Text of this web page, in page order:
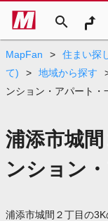
search
MapFan > 住まい探
て)
> 地域から探す
ンション・アパート・
浦添市城
ンション
浦添市城間２丁目の